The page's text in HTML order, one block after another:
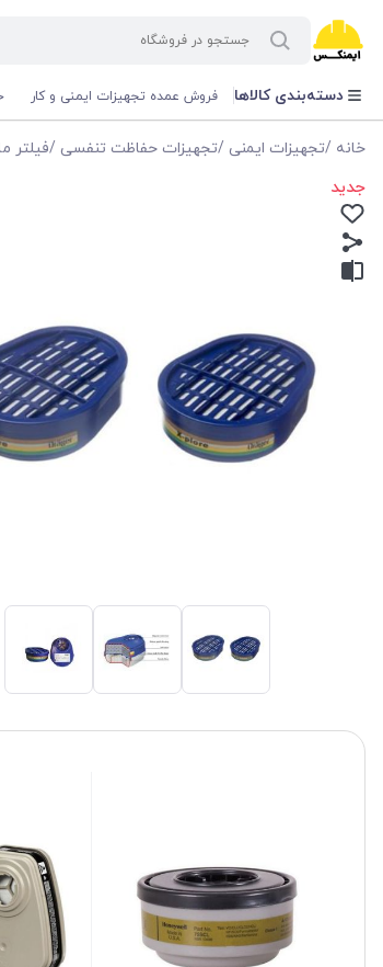
دسته‌بندی کالاها فروش عمده تجهیزات ایمنی و کار
خانه /تجهیزات ایمنی /تجهیزات حفاظت تنفسی /فیلتر
جدید